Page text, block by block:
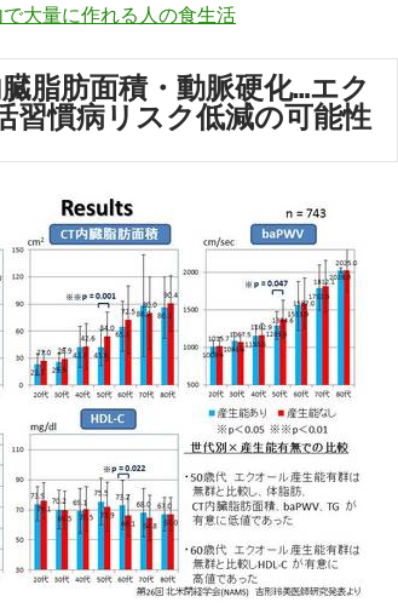
大量に作れる人の食生活
脂肪面積・動脈硬化…エク
習慣病リスク低減の可能性